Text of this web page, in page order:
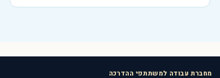
מחברת עבודה למשתתפי ההדרכה